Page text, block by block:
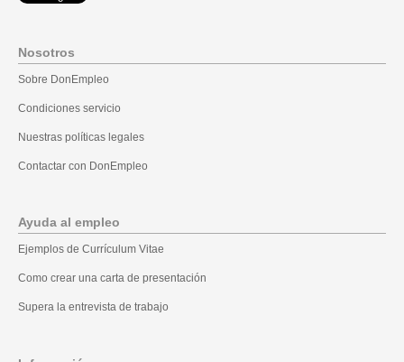
Nosotros
Sobre DonEmpleo
Condiciones servicio
Nuestras políticas legales
Contactar con DonEmpleo
Ayuda al empleo
Ejemplos de Currículum Vitae
Como crear una carta de presentación
Supera la entrevista de trabajo